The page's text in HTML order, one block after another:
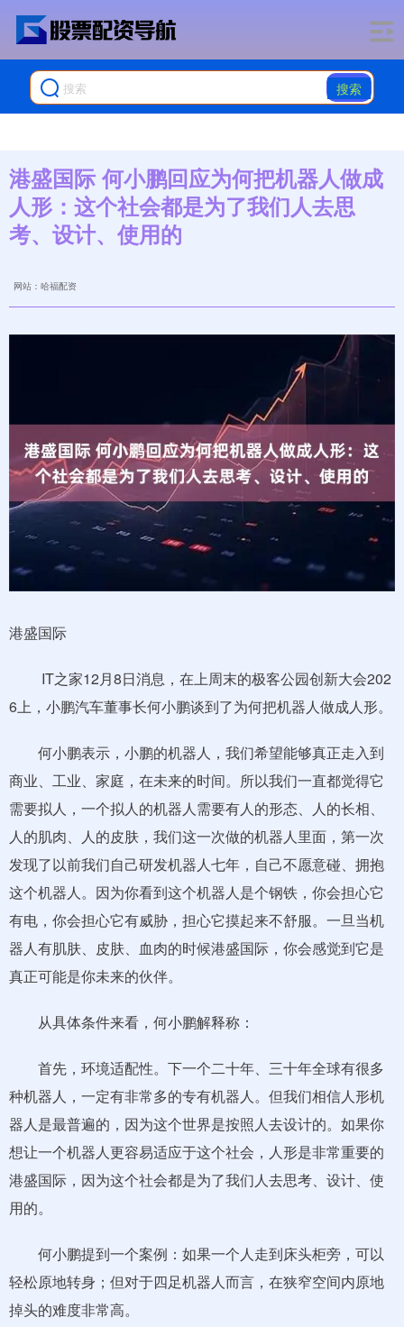
搜索
港盛国际 何小鹏回应为何把机器人做成
人形：这个社会都是为了我们人去思
考、设计、使用的
网站：哈福配资
港盛国际
IT之家12月8日消息，在上周末的极客公园创新大会202
6上，小鹏汽车董事长何小鹏谈到了为何把机器人做成人形。
何小鹏表示，小鹏的机器人，我们希望能够真正走入到
商业、工业、家庭，在未来的时间。所以我们一直都觉得它
需要拟人，一个拟人的机器人需要有人的形态、人的长相、
人的肌肉、人的皮肤，我们这一次做的机器人里面，第一次
发现了以前我们自己研发机器人七年，自己不愿意碰、拥抱
这个机器人。因为你看到这个机器人是个钢铁，你会担心它
有电，你会担心它有威胁，担心它摸起来不舒服。一旦当机
器人有肌肤、皮肤、血肉的时候港盛国际，你会感觉到它是
真正可能是你未来的伙伴。
从具体条件来看，何小鹏解释称：
首先，环境适配性。下一个二十年、三十年全球有很多
种机器人，一定有非常多的专有机器人。但我们相信人形机
器人是最普遍的，因为这个世界是按照人去设计的。如果你
想让一个机器人更容易适应于这个社会，人形是非常重要的
港盛国际，因为这个社会都是为了我们人去思考、设计、使
用的。
何小鹏提到一个案例：如果一个人走到床头柜旁，可以
轻松原地转身；但对于四足机器人而言，在狭窄空间内原地
掉头的难度非常高。